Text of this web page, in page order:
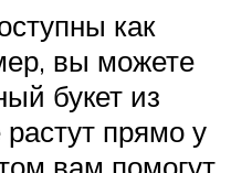
как
вы можете
букет из
прямо у